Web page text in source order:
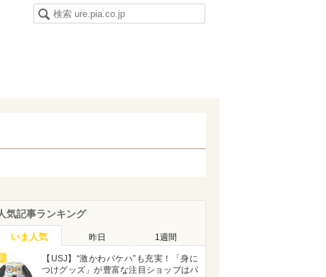
気記事ランキング
いま人気 昨日 1週間
1
【USJ】“激かわバケハ”も充実！「身に
つけグッズ」が豊富な注目ショップはパ